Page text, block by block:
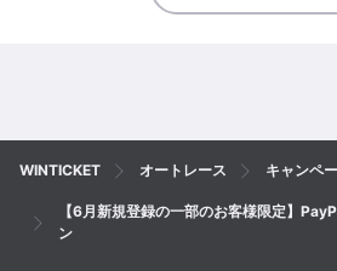
WINTICKET オートレース キャンペ
【6月新規登録の一部のお客様限定】
ン